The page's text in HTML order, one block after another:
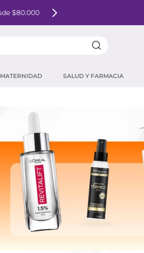
Pagá en hasta 8 cuotas SIN interés
MATERNIDAD SALUD Y FARMACIA